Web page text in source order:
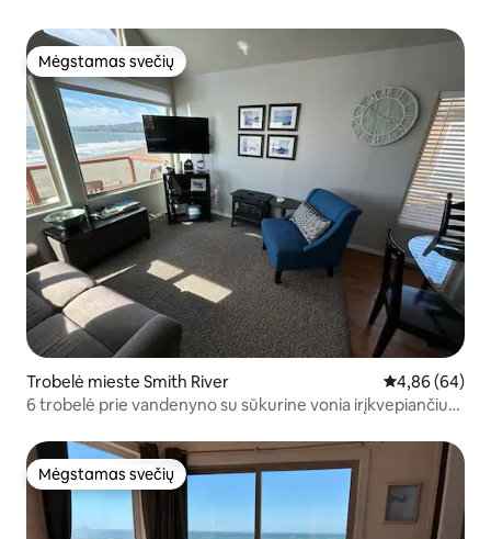
Mėgstamas svečių
Mėgstamas svečių
Trobelė mieste Smith River Vidutinis
4,86 (64)
6 trobelė prie vandenyno su sūkurine vonia irįkvepiančiu
Mėgstamas svečių
Mėgstamas svečių